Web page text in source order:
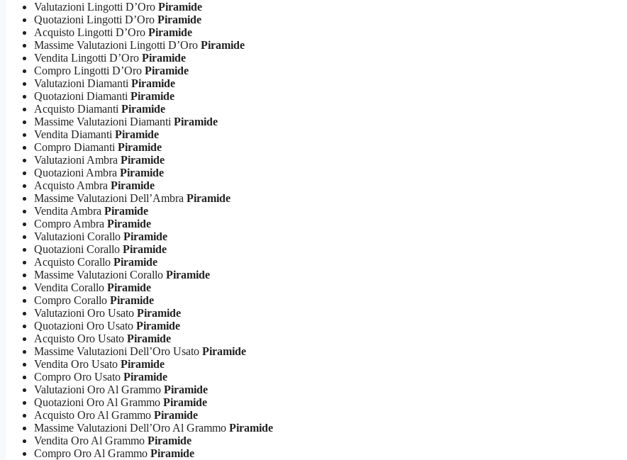
Valutazioni Lingotti D’Oro Piramide
Quotazioni Lingotti D’Oro Piramide
Acquisto Lingotti D’Oro Piramide
Massime Valutazioni Lingotti D’Oro Piramide
Vendita Lingotti D’Oro Piramide
Compro Lingotti D’Oro Piramide
Valutazioni Diamanti Piramide
Quotazioni Diamanti Piramide
Acquisto Diamanti Piramide
Massime Valutazioni Diamanti Piramide
Vendita Diamanti Piramide
Compro Diamanti Piramide
Valutazioni Ambra Piramide
Quotazioni Ambra Piramide
Acquisto Ambra Piramide
Massime Valutazioni Dell’Ambra Piramide
Vendita Ambra Piramide
Compro Ambra Piramide
Valutazioni Corallo Piramide
Quotazioni Corallo Piramide
Acquisto Corallo Piramide
Massime Valutazioni Corallo Piramide
Vendita Corallo Piramide
Compro Corallo Piramide
Valutazioni Oro Usato Piramide
Quotazioni Oro Usato Piramide
Acquisto Oro Usato Piramide
Massime Valutazioni Dell’Oro Usato Piramide
Vendita Oro Usato Piramide
Compro Oro Usato Piramide
Valutazioni Oro Al Grammo Piramide
Quotazioni Oro Al Grammo Piramide
Acquisto Oro Al Grammo Piramide
Massime Valutazioni Dell’Oro Al Grammo Piramide
Vendita Oro Al Grammo Piramide
Compro Oro Al Grammo Piramide